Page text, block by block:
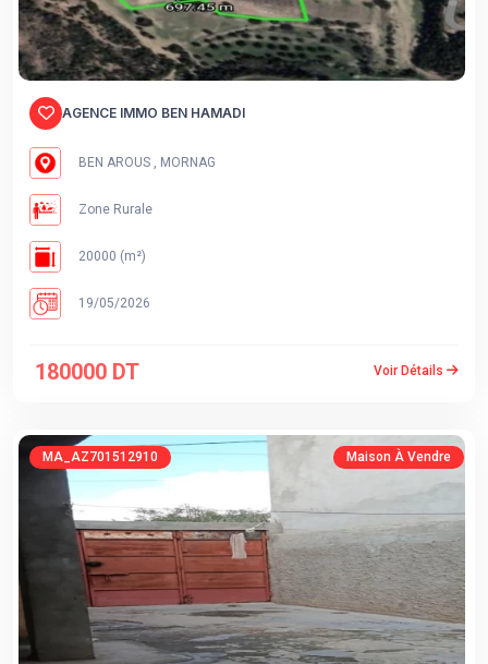
AGENCE IMMO BEN HAMADI
BEN AROUS , MORNAG
Zone Rurale
20000 (m²)
19/05/2026
180000 DT Voir Détails
MA_AZ701512910 Maison À Vendre